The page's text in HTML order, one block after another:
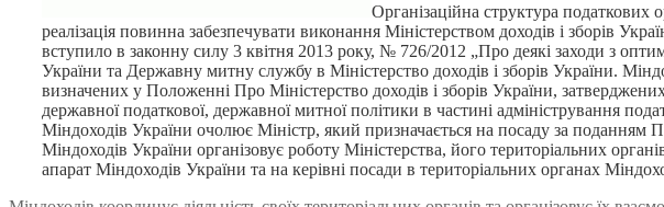
Організаційна структура податкових
реалізація повинна забезпечувати виконання Міністерством доходів і зборів
вступило в законну силу 3 квітня 2013 року, № 726/2012 „Про деякі заходи з
України та Державну митну службу в Міністерство доходів і зборів України.
визначених у Положенні Про Міністерство доходів і зборів України,
державної податкової, державної митної політики в частині адміністрування
Міндоходів України очолює Міністр, який призначається на посаду за поданням
Міндоходів України організовує роботу Міністерства, його територіальних
апарат Міндоходів України та на керівні посади в територіальних органах